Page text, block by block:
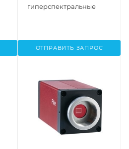
гиперспектральные
ОТПРАВИТЬ ЗАПРОС